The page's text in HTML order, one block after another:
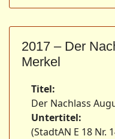
2017 – Der
Merkel
Titel:
Der Nachlass
Untertitel:
(StadtAN E 18 Nr.